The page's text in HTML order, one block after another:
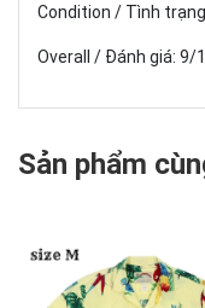
Condition / Tình
Overall / Đánh giá: 9/
Sản phẩm